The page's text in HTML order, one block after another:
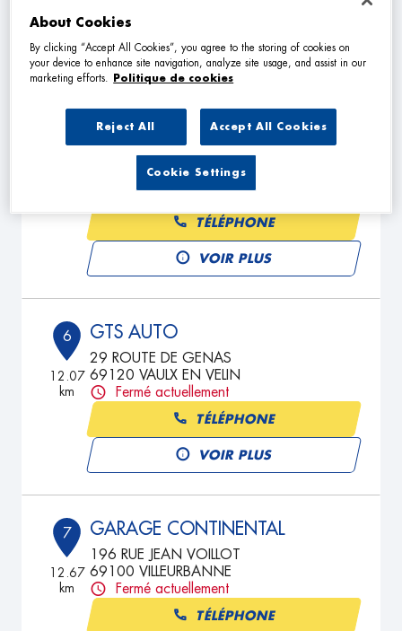
VOIR PLUS
MECA MICHEL
69800 SAINT-PRIEST
TÉLÉPHONE
VOIR PLUS
6
12.07
km
GTS AUTO
29 ROUTE DE GENAS
69120 VAULX EN VELIN
Fermé actuellement
TÉLÉPHONE
VOIR PLUS
7
12.67
km
GARAGE CONTINENTAL
196 RUE JEAN VOILLOT
69100 VILLEURBANNE
Fermé actuellement
TÉLÉPHONE
About Cookies
By clicking “Accept All Cookies”, you agree to the storing of cookies on
your device to enhance site navigation, analyze site usage, and assist in our
marketing efforts.
Politique de cookies
Reject All Accept All Cookies
Cookie Settings